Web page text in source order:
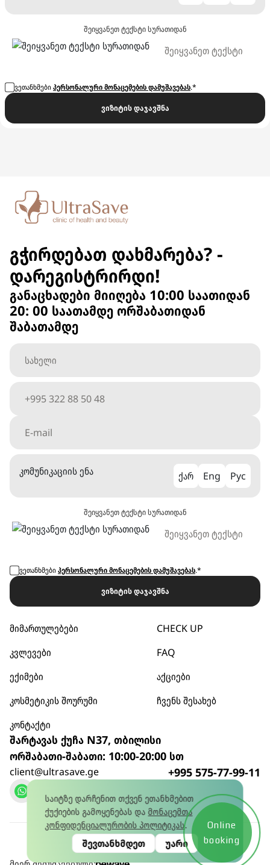
შეიყვანეთ ტექსტი სურათიდან
ვეთანხმებიპერსონალური მონაცემების დამუშავებას.*
ვიზიტის დაჯავშნა
საიტზე დარჩენით თქვენ ეთანხმებით
ქუქიების გამოყენებას და მონაცემთა
კონფიდენციალურობის პოლიტიკას.
შევთანხმდეთ უარი
გჭირდებათ დახმარება? -
დარეგისტრირდი!
განაცხადები მიიღება 10:00 საათიდან
20: 00 საათამდე ორშაბათიდან
შაბათამდე
კომუნიკაციის ენა ქარ Eng Рус
შეიყვანეთ ტექსტი სურათიდან
ვეთანხმებიპერსონალური მონაცემების დამუშავებას.*
ვიზიტის დაჯავშნა
მიმართულებები
CHECK UP
კვლევები
FAQ
ექიმები
აქციები
კოსმეტიკის შოურუმი
ჩვენს შესახებ
კონტაქტი
შარტავას ქუჩა N37, თბილისი
ორშაბათი-შაბათი: 10:00-20:00 სთ
client@ultrasave.ge +995 575-77-99-11
დარეკვა
კონფიდენციალურობის პოლიტიკა© 2026
წლის 15 იანვრის No445581628 ლიცენზია
Online
booking